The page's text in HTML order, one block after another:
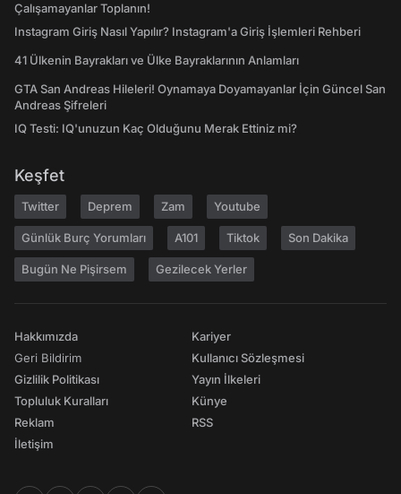
Çalışamayanlar Toplanın!
Instagram Giriş Nasıl Yapılır? Instagram'a Giriş İşlemleri Rehberi
41 Ülkenin Bayrakları ve Ülke Bayraklarının Anlamları
GTA San Andreas Hileleri! Oynamaya Doyamayanlar İçin Güncel San
Andreas Şifreleri
IQ Testi: IQ'unuzun Kaç Olduğunu Merak Ettiniz mi?
Keşfet
Twitter Deprem Zam Youtube
Günlük Burç Yorumları A101 Tiktok Son Dakika
Bugün Ne Pişirsem Gezilecek Yerler
Hakkımızda
Geri Bildirim
Gizlilik Politikası
Topluluk Kuralları
Reklam
İletişim
Kariyer
Kullanıcı Sözleşmesi
Yayın İlkeleri
Künye
RSS